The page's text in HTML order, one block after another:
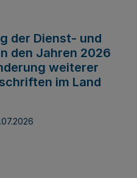
der Dienst- und
den Jahren 2026
weiterer
im Land